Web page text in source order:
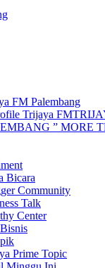
FM Palembang
” MORE
Bicara
Community
Talk
Center
Prime Topic